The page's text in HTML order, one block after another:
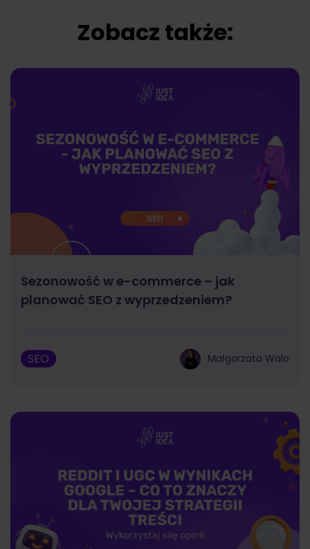
Zobacz także:
Sezonowość w e-commerce – jak
planować SEO z wyprzedzeniem?
SEO Małgorzata Walo